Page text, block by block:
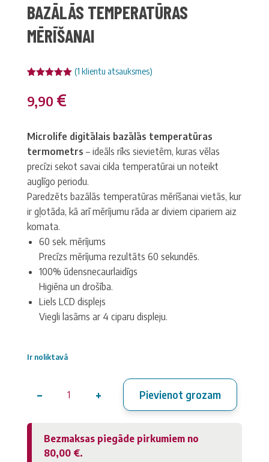
BAZĀLĀS TEMPERATŪRAS
MĒRĪŠANAI
no 5
balstoties
pircēju
(1 klientu atsauksmes)
9,90 €
Microlife digitālais bazālās temperatūras
termometrs – ideāls rīks sievietēm, kuras vēlas
precīzi sekot savai cikla temperatūrai un noteikt
auglīgo periodu.
Paredzēts bazālās temperatūras mērīšanai vietās, kur
ir gļotāda, kā arī mērījumu rāda ar diviem cipariem aiz
komata.
60 sek. mērījums
Precīzs mērījuma rezultāts 60 sekundēs.
100% ūdensnecaurlaidīgs
Higiēna un drošība.
Liels LCD displejs
Viegli lasāms ar 4 ciparu displeju.
Ir noliktavā
−
Termometrs
bazālās
temperatūras
mērīšanai
+ Pievienot grozam
Bezmaksas piegāde pirkumiem no
80,00 €.